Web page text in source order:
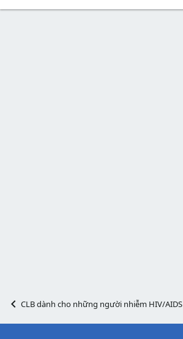
CLB dành cho những người nhiễm HIV/AIDS